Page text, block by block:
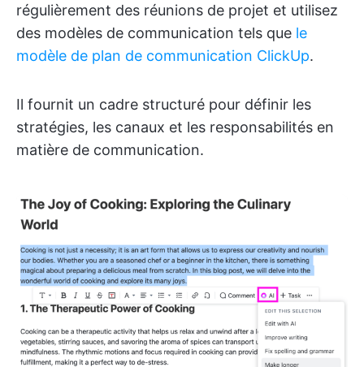
régulièrement des réunions de projet et utilisez
des modèles de communication tels que le
modèle de plan de communication ClickUp.
Il fournit un cadre structuré pour définir les
stratégies, les canaux et les responsabilités en
matière de communication.